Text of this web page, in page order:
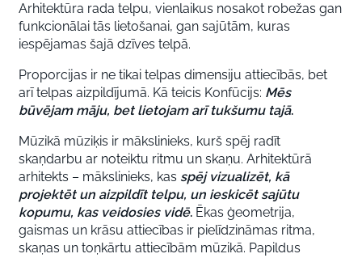
Arhitektūra rada telpu, vienlaikus nosakot robežas gan
funkcionālai tās lietošanai, gan sajūtām, kuras
iespējamas šajā dzīves telpā.
Proporcijas ir ne tikai telpas dimensiju attiecībās, bet
arī telpas aizpildījumā. Kā teicis Konfūcijs: Mēs
būvējam māju, bet lietojam arī tukšumu tajā.
Mūzikā mūziķis ir mākslinieks, kurš spēj radīt
skaņdarbu ar noteiktu ritmu un skaņu. Arhitektūrā
arhitekts – mākslinieks, kas spēj vizualizēt, kā
projektēt un aizpildīt telpu, un ieskicēt sajūtu
kopumu, kas veidosies vidē. Ēkas ģeometrija,
gaismas un krāsu attiecības ir pielīdzināmas ritma,
skaņas un toņkārtu attiecībām mūzikā. Papildus